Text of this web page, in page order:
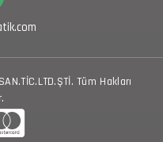
Tüm Hakları